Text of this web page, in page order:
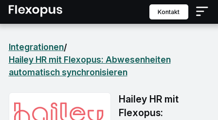
Kontakt
Integrationen/
Hailey HR mit Flexopus: Abwesenheiten
automatisch synchronisieren
Hailey HR mit
Flexopus: